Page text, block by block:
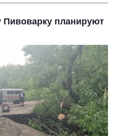
Пивоварку планируют